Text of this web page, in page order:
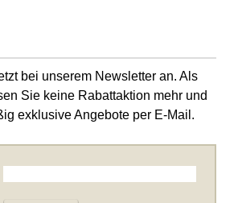
bei unserem Newsletter an. Als
Sie keine Rabattaktion mehr und
exklusive Angebote per E-Mail.